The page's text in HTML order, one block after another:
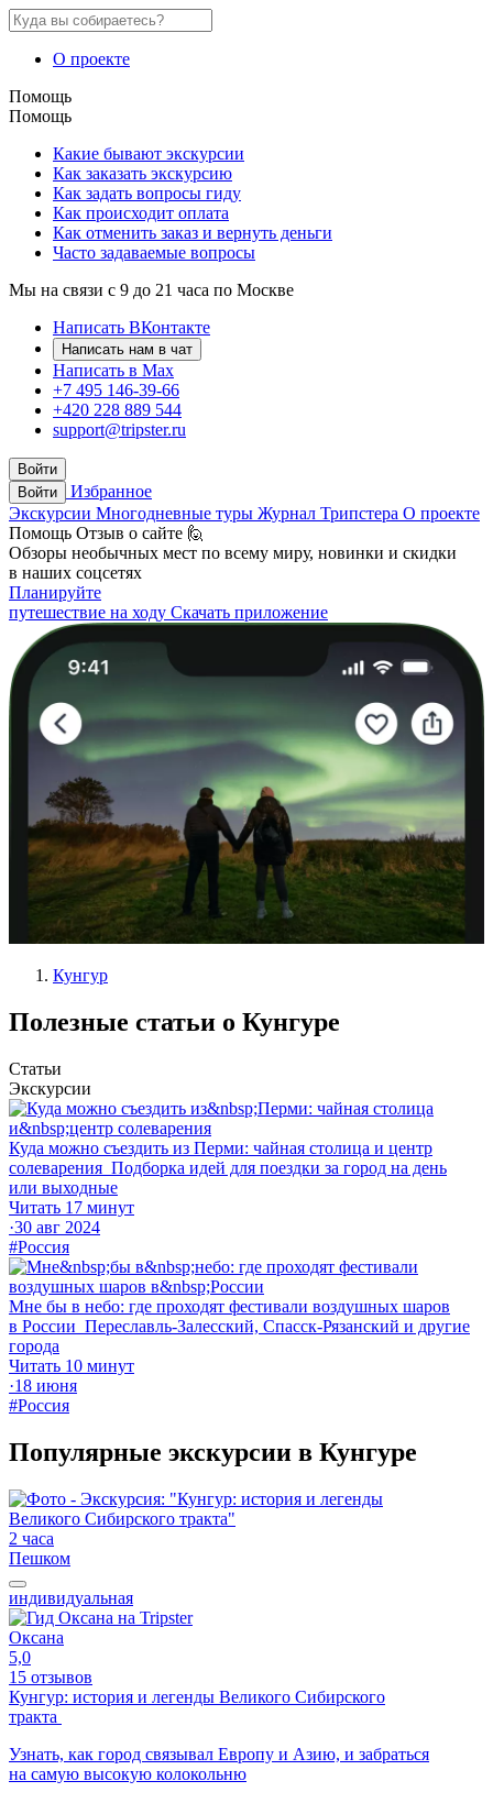
О проекте
Помощь
Помощь
Какие бывают экскурсии
Как заказать экскурсию
Как задать вопросы гиду
Как происходит оплата
Как отменить заказ и вернуть деньги
Часто задаваемые вопросы
Мы на связи с 9 до 21 часа по Москве
Написать ВКонтакте
Написать нам в чат
Написать в Max
+7 495 146-39-66
+420 228 889 544
support@tripster.ru
Войти
Войти
Избранное
Экскурсии Многодневные туры Журнал Трипстера О проекте
Помощь Отзыв о сайте 🙋
Обзоры необычных мест по всему миру, новинки и скидки
в наших соцсетях
Планируйте
путешествие на ходу Скачать приложение
Кунгур
Полезные статьи о Кунгуре
Статьи
Экскурсии
Куда можно съездить из Перми: чайная столица и центр
солеварения Подборка идей для поездки за город на день
или выходные
Читать 17 минут
·30 авг 2024
#Россия
Мне бы в небо: где проходят фестивали воздушных шаров
в России Переславль-Залесский, Спасск‑Рязанский и другие
города
Читать 10 минут
·18 июня
#Россия
Популярные экскурсии в Кунгуре
2 часа
Пешком
индивидуальная
Оксана
5,0
15 отзывов
Кунгур: история и легенды Великого Сибирского
тракта
Узнать, как город связывал Европу и Азию, и забраться
на самую высокую колокольню